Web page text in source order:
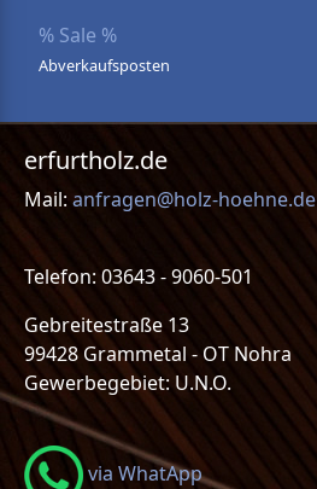
% Sale %
Abverkaufsposten
erfurtholz.de
Mail: anfragen@holz-hoehne.de
Telefon: 03643 - 9060-501
Gebreitestraße 13
99428 Grammetal - OT Nohra
Gewerbegebiet: U.N.O.
via WhatApp